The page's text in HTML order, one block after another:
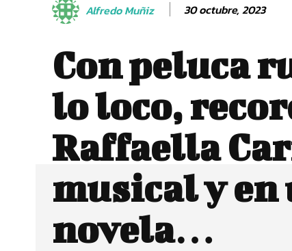
Alfredo Muñiz 30 octubre, 2023
Con peluca
lo loco,
Raffaella
musical y en
novela…